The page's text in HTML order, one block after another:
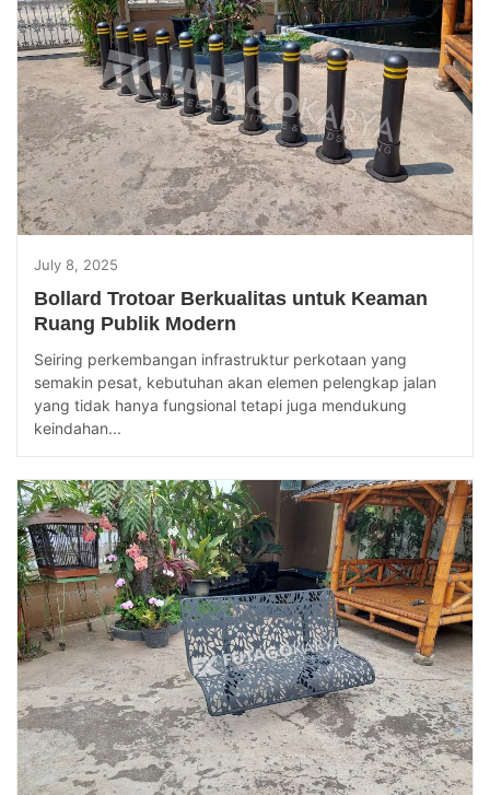
July 8, 2025
Bollard Trotoar Berkualitas untuk Keaman
Ruang Publik Modern
Seiring perkembangan infrastruktur perkotaan yang
semakin pesat, kebutuhan akan elemen pelengkap jalan
yang tidak hanya fungsional tetapi juga mendukung
keindahan...